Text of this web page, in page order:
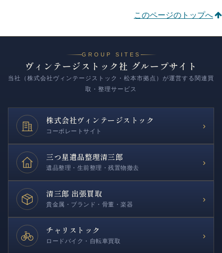
このページのトップへ
GROUP SITES
ヴィンテージストック社 グループサイト
当社（株式会社ヴィンテージストック・松本市拠点）が運営する関連買
取・整理サービス
株式会社ヴィンテージストック
コーポレートサイト
›
三つ星遺品整理清三郎
遺品整理・生前整理・残置物撤去
›
清三郎 出張買取
貴金属・ブランド・骨董・楽器
›
チャリストック
ロードバイク・自転車買取
›